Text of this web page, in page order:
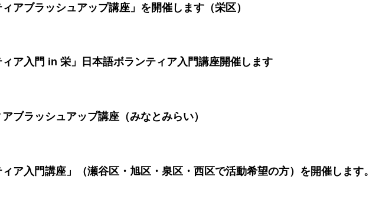
アブラッシュアップ講座」を開催します（栄区）
ィア入門 in 栄」日本語ボランティア入門講座開催します
ブラッシュアップ講座（みなとみらい）
ィア入門講座」（瀬谷区・旭区・泉区・西区で活動希望の方）を開催します。